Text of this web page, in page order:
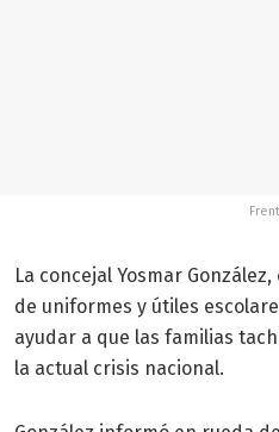
La concejal Yosmar
de uniformes y útiles
ayudar a que las familias
la actual crisis nacional.